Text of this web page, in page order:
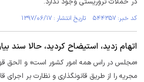
کد خبر: ۵۴۴۳۵۷ تاریخ انتشار : ۱۳۹۷/۰۶/۱۷
اتهام زدید، استیضاح کردید، حالا سند
«مجلس در راس همه امور کشور است» و الحق
مجریه را از طریق قانونگذاری و نظارت بر اجرای